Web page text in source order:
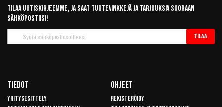
Tilaa uutiskirjeemme, ja saat tuotevinkkejä ja tarjouksia suoraan
sähköpostiisi!
uutiskirje
Tilaa
Tiedot
Yritysesittely
Ohjeet
Rekisteröidy